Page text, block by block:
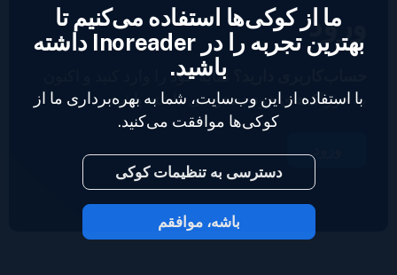
ورود
نمایه خود را وارد کنید و اکنون
به خوراک‌های خود دسترسی داشته باشید.
2023 © Inoreader
ما از کوکی‌ها استفاده می‌کنیم تا
بهترین تجربه را در Inoreader داشته
باشید.
با استفاده از این وب‌سایت، شما به بهره‌برداری ما از
کوکی‌ها موافقت می‌کنید.
دسترسی به تنظیمات کوکی
باشه، موافقم